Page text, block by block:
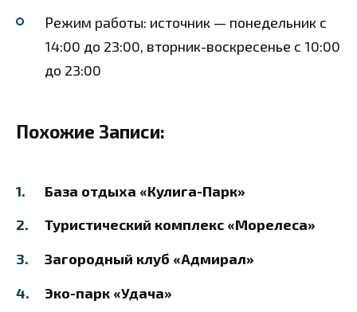
Режим работы: источник — понедельник с
14:00 до 23:00, вторник-воскресенье с 10:00
до 23:00
Похожие Записи:
База отдыха «Кулига-Парк»
Туристический комплекс «Морелеса»
Загородный клуб «Адмирал»
Эко-парк «Удача»